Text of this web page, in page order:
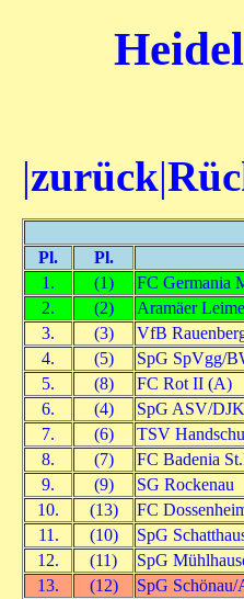
|zurück|
Pl. Pl.
1.
(1)
FC Germania
2.
(2)
Aramäer
3.
(3)
VfB
4.
(5)
SpG SpVgg/
5.
(8)
FC Rot II (A)
6.
(4)
SpG ASV/
7.
(6)
TSV
8.
(7)
FC Badenia
9.
(9)
SG Rockenau
10.
(13)
FC
11.
(10)
SpG
12.
(11)
SpG
13.
(12)
SpG